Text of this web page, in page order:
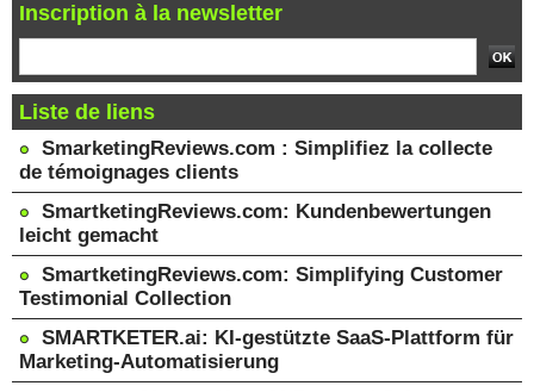
Inscription à la newsletter
Liste de liens
SmarketingReviews.com : Simplifiez la collecte
de témoignages clients
SmartketingReviews.com: Kundenbewertungen
leicht gemacht
SmartketingReviews.com: Simplifying Customer
Testimonial Collection
SMARTKETER.ai: KI-gestützte SaaS-Plattform für
Marketing-Automatisierung